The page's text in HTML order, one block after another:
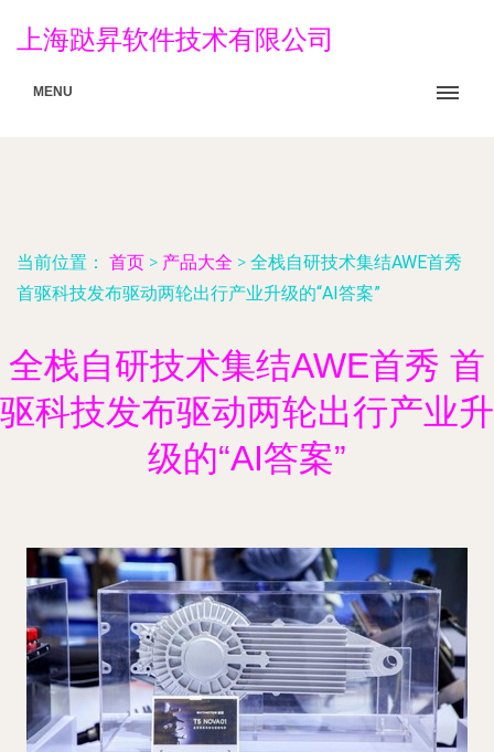
上海跶昇软件技术有限公司
MENU
当前位置： 首页 > 产品大全 > 全栈自研技术集结AWE首秀
首驱科技发布驱动两轮出行产业升级的“AI答案”
全栈自研技术集结AWE首秀 首
驱科技发布驱动两轮出行产业升
级的“AI答案”